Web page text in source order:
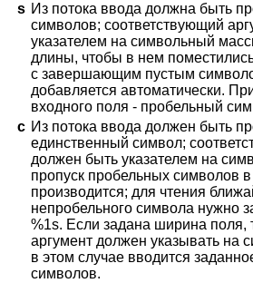
s Из потока ввода должна быть
символов; соответствующий
указателем на символьный
длины, чтобы в нем
с завершающим пустым
добавляется автоматически.
входного поля - пробельный
c Из потока ввода должен быть
единственный символ;
должен быть указателем на
пропуск пробельных символов
производится; для чтения
непробельного символа нужно
%1s. Если задана ширина поля,
аргумент должен указывать на
в этом случае вводится
символов.